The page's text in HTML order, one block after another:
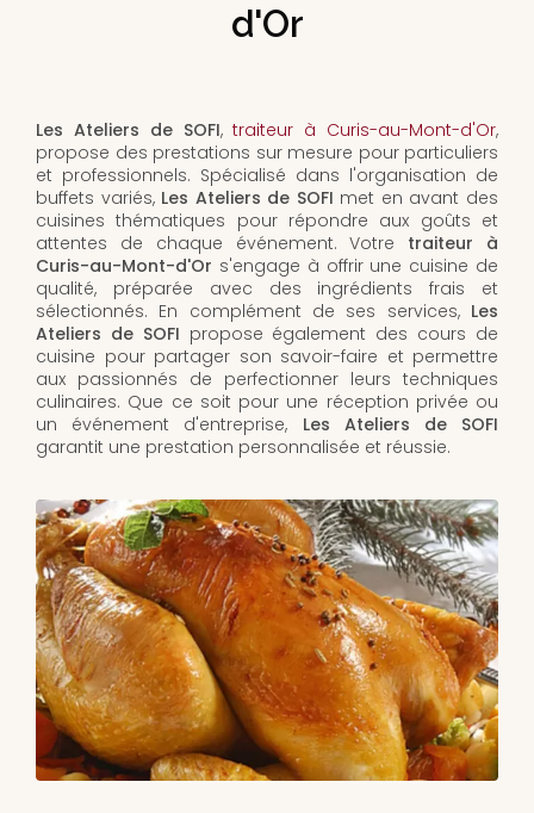
d'Or
Les Ateliers de SOFI,traiteur à Curis-au-Mont-d'Or,
propose des prestations sur mesure pour particuliers
et professionnels. Spécialisé dans l'organisation de
buffets variés, Les Ateliers de SOFI met en avant des
cuisines thématiques pour répondre aux goûts et
attentes de chaque événement. Votre traiteur à
Curis-au-Mont-d'Or s'engage à offrir une cuisine de
qualité, préparée avec des ingrédients frais et
sélectionnés. En complément de ses services, Les
Ateliers de SOFI propose également des cours de
cuisine pour partager son savoir-faire et permettre
aux passionnés de perfectionner leurs techniques
culinaires. Que ce soit pour une réception privée ou
un événement d'entreprise, Les Ateliers de SOFI
garantit une prestation personnalisée et réussie.